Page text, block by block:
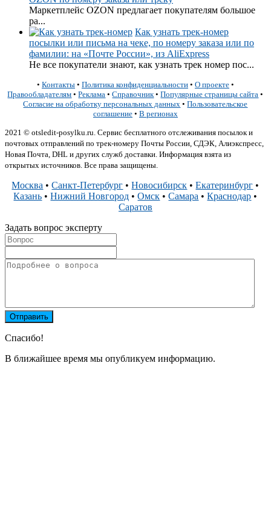
Маркетплейс OZON предлагает покупателям большое
ра...
Как узнать трек-номер
посылки или письма на чеке, по номеру заказа или по
фамилии: на «Почте России», из AliExpress
Не все покупатели знают, как узнать трек номер пос...
• Контакты • Политика конфиденциальности • О проекте •
Правообладателям •Реклама •Справочник •Популярные страницы сайта •
Согласие на обработку персональных данных •Пользовательское
соглашение • В регионах
2021 © otsledit-posylku.ru. Сервис бесплатного отслеживания посылок и
почтовых отправлений по трек-номеру Почты России, СДЭК, Алиэкспресс,
Новая Почта, DHL и других служб доставки. Информация взята из
открытых источников. Все права защищены.
Москва •Санкт-Петербург •Новосибирск •Екатеринбург •
Казань •Нижний Новгород •Омск •Самара •Краснодар •
Саратов
Задать вопрос эксперту
Спасибо!
В ближайшее время мы опубликуем информацию.